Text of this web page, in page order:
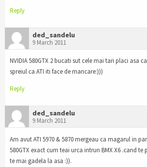
Reply
ded_sandelu
9 March 2011
NVIDIA 580GTX 2 bucati sut cele mai tari placi asa
spreiul ca ATI iti face de mancare:)))
Reply
ded_sandelu
9 March 2011
Am avut ATI 5970 & 5870 mergeau ca magarul in
580GTX exact cum teai urca intrun BMX X6 .cand te
te mai gadela la asa :)).